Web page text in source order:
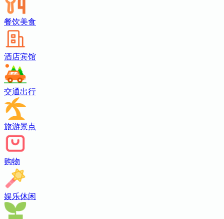
餐饮美食
酒店宾馆
交通出行
旅游景点
购物
娱乐休闲